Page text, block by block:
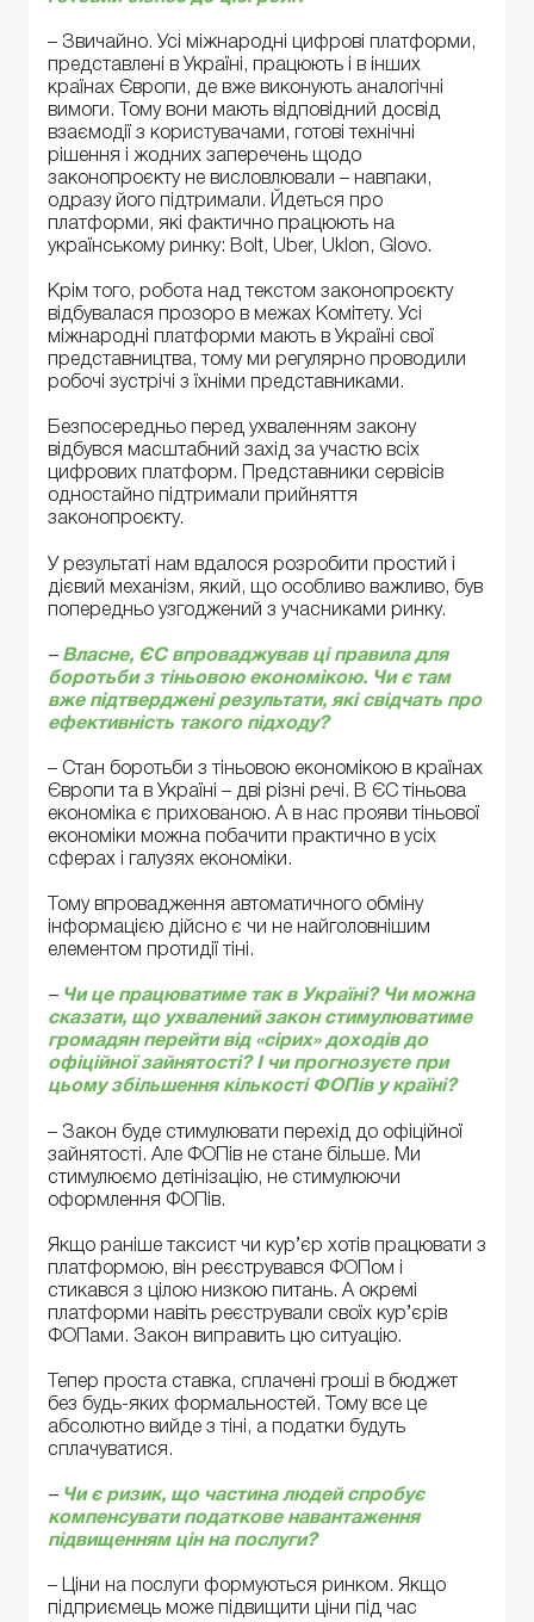
– Звичайно. Усі міжнародні цифрові платформи,
представлені в Україні, працюють і в інших
країнах Європи, де вже виконують аналогічні
вимоги. Тому вони мають відповідний досвід
взаємодії з користувачами, готові технічні
рішення і жодних заперечень щодо
законопроєкту не висловлювали – навпаки,
одразу його підтримали. Йдеться про
платформи, які фактично працюють на
українському ринку: Bolt, Uber, Uklon, Glovo.
Крім того, робота над текстом законопроєкту
відбувалася прозоро в межах Комітету. Усі
міжнародні платформи мають в Україні свої
представництва, тому ми регулярно проводили
робочі зустрічі з їхніми представниками.
Безпосередньо перед ухваленням закону
відбувся масштабний захід за участю всіх
цифрових платформ. Представники сервісів
одностайно підтримали прийняття
законопроєкту.
У результаті нам вдалося розробити простий і
дієвий механізм, який, що особливо важливо, був
попередньо узгоджений з учасниками ринку.
– Власне, ЄС впроваджував ці правила для
боротьби з тіньовою економікою. Чи є там
вже підтверджені результати, які свідчать про
ефективність такого підходу?
– Стан боротьби з тіньовою економікою в країнах
Європи та в Україні – дві різні речі. В ЄС тіньова
економіка є прихованою. А в нас прояви тіньової
економіки можна побачити практично в усіх
сферах і галузях економіки.
Тому впровадження автоматичного обміну
інформацією дійсно є чи не найголовнішим
елементом протидії тіні.
– Чи це працюватиме так в Україні? Чи можна
сказати, що ухвалений закон стимулюватиме
громадян перейти від «сірих» доходів до
офіційної зайнятості? І чи прогнозуєте при
цьому збільшення кількості ФОПів у країні?
– Закон буде стимулювати перехід до офіційної
зайнятості. Але ФОПів не стане більше. Ми
стимулюємо детінізацію, не стимулюючи
оформлення ФОПів.
Якщо раніше таксист чи кур’єр хотів працювати з
платформою, він реєструвався ФОПом і
стикався з цілою низкою питань. А окремі
платформи навіть реєстрували своїх кур’єрів
ФОПами. Закон виправить цю ситуацію.
Тепер проста ставка, сплачені гроші в бюджет
без будь-яких формальностей. Тому все це
абсолютно вийде з тіні, а податки будуть
сплачуватися.
– Чи є ризик, що частина людей спробує
компенсувати податкове навантаження
підвищенням цін на послуги?
– Ціни на послуги формуються ринком. Якщо
підприємець може підвищити ціни під час